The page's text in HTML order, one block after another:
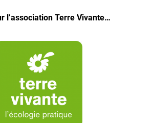
l’association Terre Vivante…